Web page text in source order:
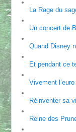
La Rage du
Un concert de
Quand Disney
Et pendant ce
Vivement
Réinventer sa
Reine des